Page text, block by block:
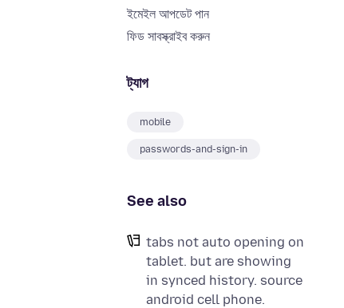
ইমেইল আপডেট পান
ফিড সাবস্ক্রাইব করুন
ট্যাগ
mobile
passwords-and-sign-in
See also
tabs not auto opening on
tablet. but are showing
in synced history. source
android cell phone.